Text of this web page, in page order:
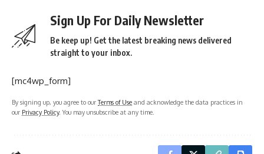
Sign Up For Daily Newsletter
Be keep up! Get the latest breaking news delivered
straight to your inbox.
[mc4wp_form]
By signing up, you agree to ourTerms of Use and acknowledge the data practices in
our Privacy Policy. You may unsubscribe at any time.